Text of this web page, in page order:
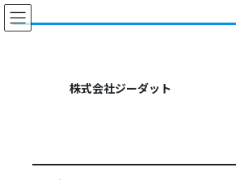
コ
ン
ナ
ビ
株式会社ジーダット